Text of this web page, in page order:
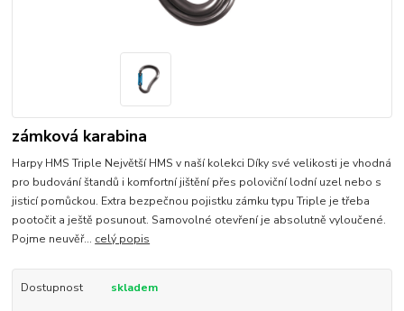
zámková karabina
Harpy HMS Triple Největší HMS v naší kolekci Díky své velikosti je vhodná
pro budování štandů i komfortní jištění přes poloviční lodní uzel nebo s
jisticí pomůckou. Extra bezpečnou pojistku zámku typu Triple je třeba
pootočit a ještě posunout. Samovolné otevření je absolutně vyloučené.
Pojme neuvěř... celý popis
Dostupnost skladem